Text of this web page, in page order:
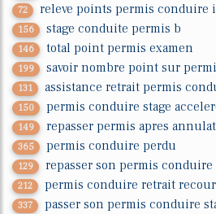
72 releve points permis conduire
156 stage conduite permis b
146 total point permis examen
199 savoir nombre point sur
131 assistance retrait permis
150 permis conduire stage
149 repasser permis apres
365 permis conduire perdu
129 repasser son permis
212 permis conduire retrait
337 passer son permis conduire